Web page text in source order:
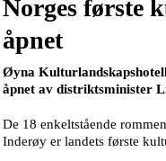
Norges første
åpnet
Øyna
åpnet av distriktsminister
De 18 enkeltstående
Inderøy er landets første